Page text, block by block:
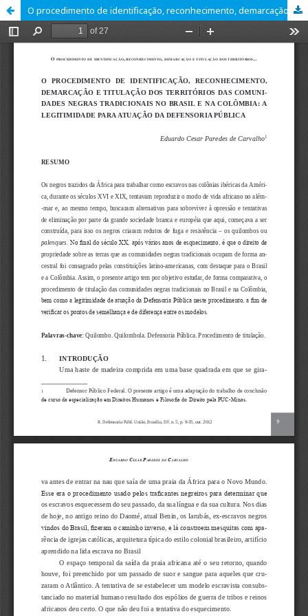
O procedimento de identificação, reconhecimento, demarcação e titulação dos territórios das comunidades negras tradicionais no Brasil e na Colômbia: a legitimidade para atuação da Defensoria Pública